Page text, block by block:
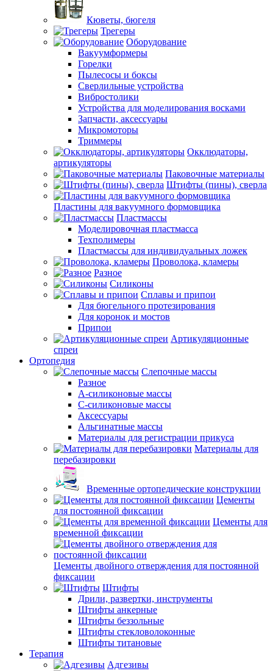
Кюветы, бюгеля
Трегеры
Оборудование
Вакуумформеры
Горелки
Пылесосы и боксы
Сверлильные устройства
Вибростолики
Устройства для моделирования восками
Запчасти, аксессуары
Микромоторы
Триммеры
Окклюдаторы,
артикуляторы
Паковочные материалы
Штифты (пины), сверла
Пластины для вакуумного формовщика
Пластмассы
Моделировочная пластмасса
Техполимеры
Пластмассы для индивидуальных ложек
Проволока, кламеры
Разное
Силиконы
Сплавы и припои
Для бюгельного протезирования
Для коронок и мостов
Припои
Артикуляционные
спреи
Ортопедия
Слепочные массы
Разное
А-силиконовые массы
С-силиконовые массы
Аксессуары
Альгинатные массы
Материалы для регистрации прикуса
Материалы для
перебазировки
Временные ортопедические конструкции
Цементы
для постоянной фиксации
Цементы для
временной фиксации
Цементы двойного отверждения для постоянной
фиксации
Штифты
Дрили, развертки, инструменты
Штифты анкерные
Штифты беззольные
Штифты стекловолоконные
Штифты титановые
Терапия
Адгезивы